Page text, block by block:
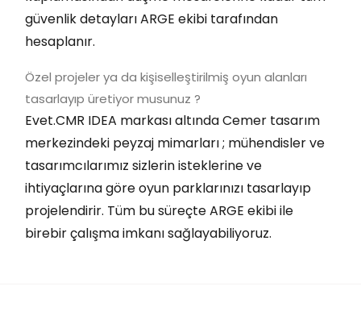
güvenlik detayları ARGE ekibi tarafından
hesaplanır.
Özel projeler ya da kişiselleştirilmiş oyun alanları
tasarlayıp üretiyor musunuz ?
Evet.CMR IDEA markası altında Cemer tasarım
merkezindeki peyzaj mimarları ; mühendisler ve
tasarımcılarımız sizlerin isteklerine ve
ihtiyaçlarına göre oyun parklarınızı tasarlayıp
projelendirir. Tüm bu süreçte ARGE ekibi ile
birebir çalışma imkanı sağlayabiliyoruz.